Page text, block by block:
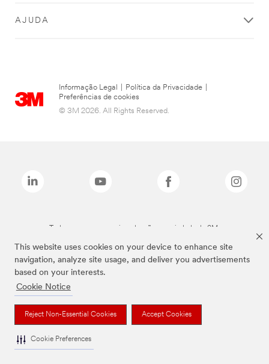
This website uses cookies on your device to enhance site
navigation, analyze site usage, and deliver you advertisements
based on your interests.
Cookie Notice
Reject Non-Essential Cookies Accept Cookies
Cookie Preferences
AJUDA
Informação Legal Política da Privacidade
Preferências de cookies
© 3M 2026. All Rights Reserved.
Todas as marcas mencionadas são propriedade da 3M.